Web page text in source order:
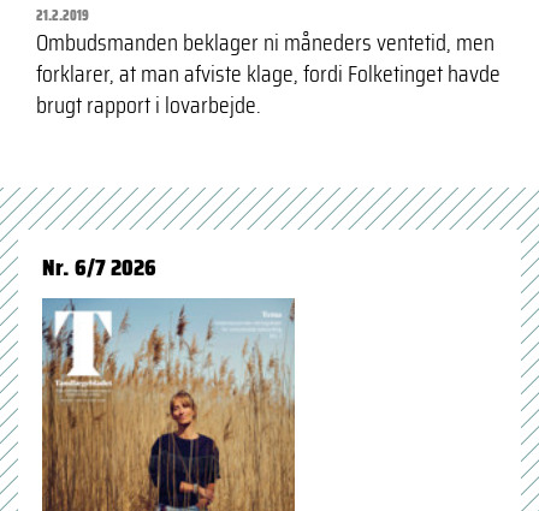
21.2.2019
Ombudsmanden beklager ni måneders ventetid, men
forklarer, at man afviste klage, fordi Folketinget havde
brugt rapport i lovarbejde.
Nr. 6/7 2026